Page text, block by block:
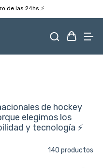
de las 24hs ⚡️
de hockey
elegimos los
y tecnología ⚡️
140 productos